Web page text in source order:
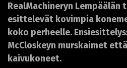
RealMachineryn Lempäälän
esittelevät kovimpia
koko perheelle.
McCloskeyn murskaimet
kaivukoneet.